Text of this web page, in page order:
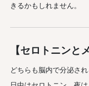
きるかもしれません。
【セロトニンと
どちらも脳内で分泌され